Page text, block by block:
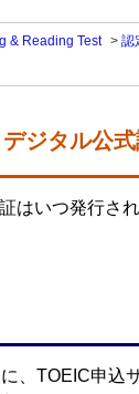
& Reading Test > 認
デジタル公
はいつ発行さ
、TOEIC申込